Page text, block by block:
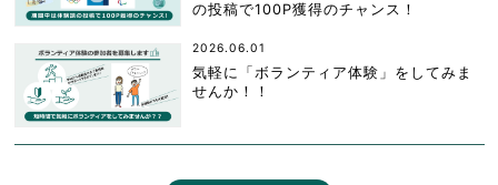
の投稿で100P獲得のチャンス！
2026.06.01
気軽に「ボランティア体験」をしてみま
せんか！！